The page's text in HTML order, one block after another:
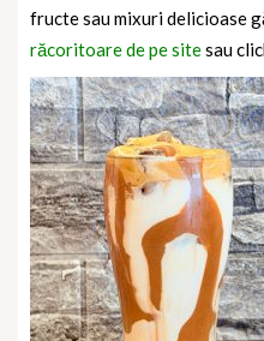
fructe sau mixuri delicioase
răcoritoare de pe sitesau